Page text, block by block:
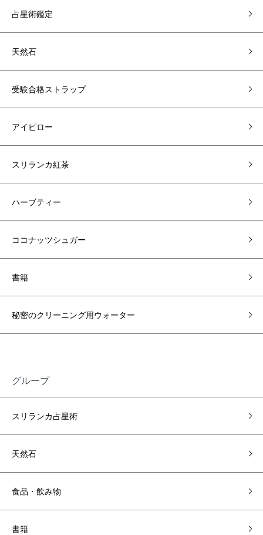
占星術鑑定
天然石
受験合格ストラップ
アイピロー
スリランカ紅茶
ハーブティー
ココナッツシュガー
書籍
秘密のクリーニング用ウォーター
グループ
スリランカ占星術
天然石
食品・飲み物
書籍